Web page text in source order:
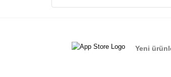
Ürün resmi kalitesiz, bozuk veya
Ürün fiyatı diğer sitelerden daha
Yeni